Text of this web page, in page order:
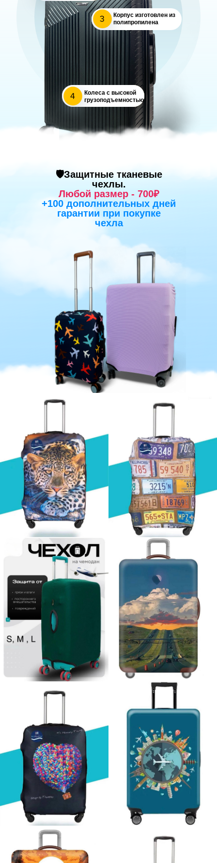
7980 ₽
M
5980 ₽
Корпус изготовлен из
полипропилена
Колеса с высокой
грузоподъемностью
🛡️Защитные тканевые
чехлы.
Любой размер - 700₽
+100 дополнительных дней
гарантии при покупке
чехла
L
M
6980 ₽
S
5980 ₽